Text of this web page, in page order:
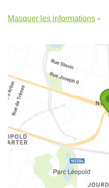
Masquer les informations